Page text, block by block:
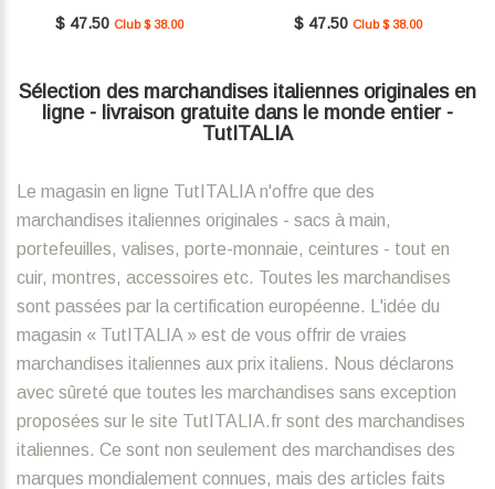
$ 47.50 Club $ 38.00
$ 47.50 Club $ 38.00
Sélection des marchandises italiennes originales en
ligne - livraison gratuite dans le monde entier -
TutITALIA
Le magasin en ligne TutITALIA n'offre que des
marchandises italiennes originales - sacs à main,
portefeuilles, valises, porte-monnaie, ceintures - tout en
cuir, montres, accessoires etc. Toutes les marchandises
sont passées par la certification européenne. L'idée du
magasin « TutITALIA » est de vous offrir de vraies
marchandises italiennes aux prix italiens. Nous déclarons
avec sûreté que toutes les marchandises sans exception
proposées sur le site TutITALIA.fr sont des marchandises
italiennes. Ce sont non seulement des marchandises des
marques mondialement connues, mais des articles faits